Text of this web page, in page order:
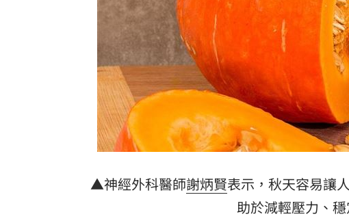
LIVE三立+24小時直播 15:27
三立iNEWS新聞台線上直播 18:00
AI時代！威力馬導入智慧營運系統提升效率 12:00
商場戰國來臨 台中「頂奢大道」逐漸成形
台彩父親節推新刮刮樂千萬頭獎超「爸」氣
「拍片人的多重宇宙」職涯論壇9/12登場！ 10:30
8國球員齊聚高雄 Formosa 7s掀足球熱潮
▲神經外科醫師謝炳賢表示，秋天容易讓
助於減輕壓力、